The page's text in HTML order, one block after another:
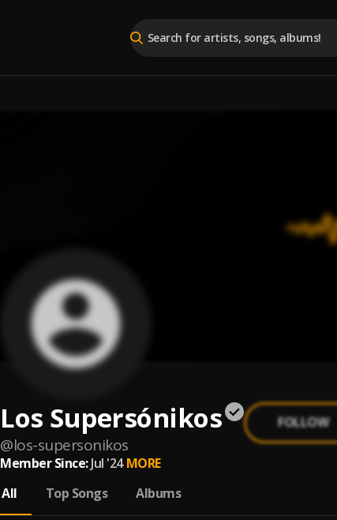
Los Supersónikos
@los-supersonikos
FOLLOW
Member Since: Jul '24 MORE
All
Top Songs Albums